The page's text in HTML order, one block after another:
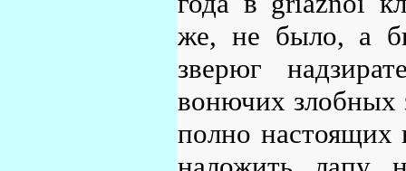
же, не было, а
зверюг
вонючих злобных
полно настоящих